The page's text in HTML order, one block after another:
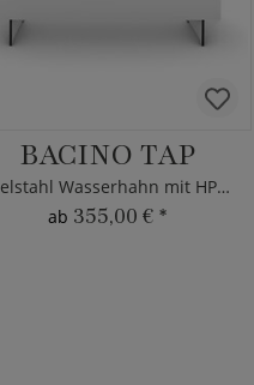
BACINO TAP
Edelstahl Wasserhahn mit HPL-Platte
ab 355,00 € *